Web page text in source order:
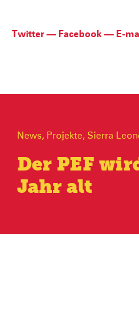
Twitter — Facebook — E-
News, Projekte, Sierra
Der PEF
Jahr alt